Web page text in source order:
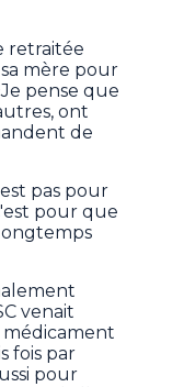
retraitée
sa mère pour
pense que
ont
de
pas pour
pour que
venait
médicament
fois par
pour